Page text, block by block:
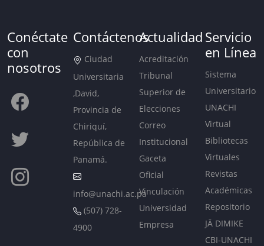
Conéctate
con
nosotros
Contáctenos
Ciudad
Universitaria
,David,
Provincia de
Chiriquí,
República de
Panamá.
info@unachi.ac.pa
(507) 728-
4900
Actualidad
Acreditación
Tribunal
Superior de
Elecciones
Correo
Institucional
Gaceta
Oficial
Vinculación
Universidad
Empresa
Servicio
en Línea
Sistema
Universitario
UNACHI
Virtual
Bibliotecas
Virtuales
Revistas
Académicas
Repositorio
JÄ DIMIKE
CBI-UNACHI